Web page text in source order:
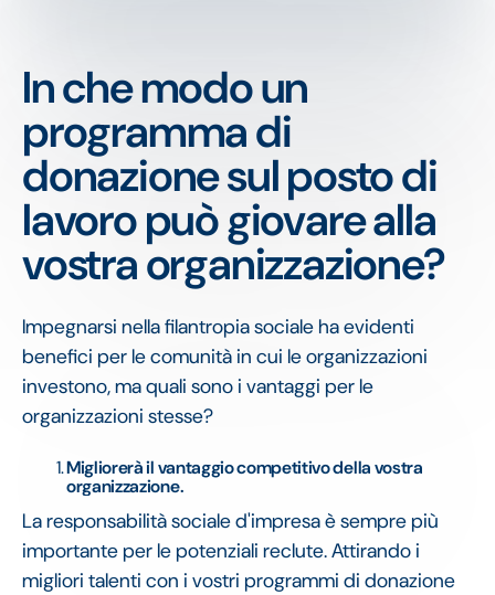
In che modo un
programma di
donazione sul posto di
lavoro può giovare alla
vostra organizzazione?
Impegnarsi nella filantropia sociale ha evidenti
benefici per le comunità in cui le organizzazioni
investono, ma quali sono i vantaggi per le
organizzazioni stesse?
Migliorerà il vantaggio competitivo della vostra
organizzazione.
La responsabilità sociale d'impresa è sempre più
importante per le potenziali reclute. Attirando i
migliori talenti con i vostri programmi di donazione